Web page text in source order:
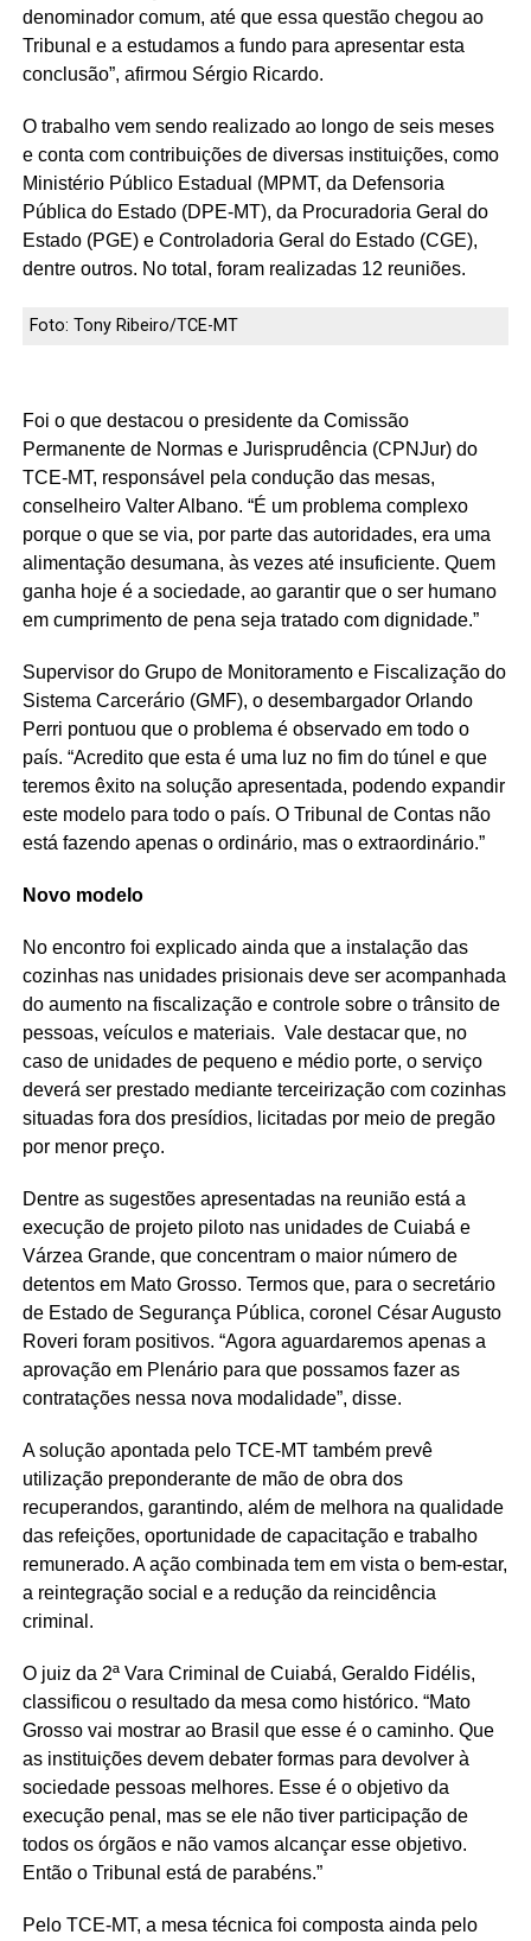
denominador comum, até que essa questão chegou ao
Tribunal e a estudamos a fundo para apresentar esta
conclusão”, afirmou Sérgio Ricardo.
O trabalho vem sendo realizado ao longo de seis meses
e conta com contribuições de diversas instituições, como
Ministério Público Estadual (MPMT, da Defensoria
Pública do Estado (DPE-MT), da Procuradoria Geral do
Estado (PGE) e Controladoria Geral do Estado (CGE),
dentre outros. No total, foram realizadas 12 reuniões.
Foto: Tony Ribeiro/TCE-MT
Foi o que destacou o presidente da Comissão
Permanente de Normas e Jurisprudência (CPNJur) do
TCE-MT, responsável pela condução das mesas,
conselheiro Valter Albano. “É um problema complexo
porque o que se via, por parte das autoridades, era uma
alimentação desumana, às vezes até insuficiente. Quem
ganha hoje é a sociedade, ao garantir que o ser humano
em cumprimento de pena seja tratado com dignidade.”
Supervisor do Grupo de Monitoramento e Fiscalização do
Sistema Carcerário (GMF), o desembargador Orlando
Perri pontuou que o problema é observado em todo o
país. “Acredito que esta é uma luz no fim do túnel e que
teremos êxito na solução apresentada, podendo expandir
este modelo para todo o país. O Tribunal de Contas não
está fazendo apenas o ordinário, mas o extraordinário.”
Novo modelo
No encontro foi explicado ainda que a instalação das
cozinhas nas unidades prisionais deve ser acompanhada
do aumento na fiscalização e controle sobre o trânsito de
pessoas, veículos e materiais. Vale destacar que, no
caso de unidades de pequeno e médio porte, o serviço
deverá ser prestado mediante terceirização com cozinhas
situadas fora dos presídios, licitadas por meio de pregão
por menor preço.
Dentre as sugestões apresentadas na reunião está a
execução de projeto piloto nas unidades de Cuiabá e
Várzea Grande, que concentram o maior número de
detentos em Mato Grosso. Termos que, para o secretário
de Estado de Segurança Pública, coronel César Augusto
Roveri foram positivos. “Agora aguardaremos apenas a
aprovação em Plenário para que possamos fazer as
contratações nessa nova modalidade”, disse.
A solução apontada pelo TCE-MT também prevê
utilização preponderante de mão de obra dos
recuperandos, garantindo, além de melhora na qualidade
das refeições, oportunidade de capacitação e trabalho
remunerado. A ação combinada tem em vista o bem-estar,
a reintegração social e a redução da reincidência
criminal.
O juiz da 2ª Vara Criminal de Cuiabá, Geraldo Fidélis,
classificou o resultado da mesa como histórico. “Mato
Grosso vai mostrar ao Brasil que esse é o caminho. Que
as instituições devem debater formas para devolver à
sociedade pessoas melhores. Esse é o objetivo da
execução penal, mas se ele não tiver participação de
todos os órgãos e não vamos alcançar esse objetivo.
Então o Tribunal está de parabéns.”
Pelo TCE-MT, a mesa técnica foi composta ainda pelo